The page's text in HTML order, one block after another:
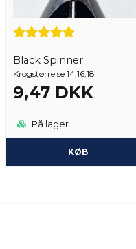
Black Spinner
Krogstørrelse 14,16,18
9,47 DKK
På lager
KØB